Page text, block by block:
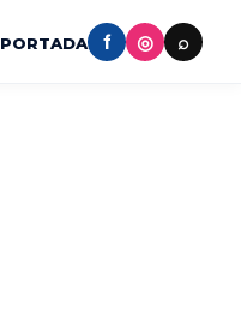
PORTADA f ◎ ⌕